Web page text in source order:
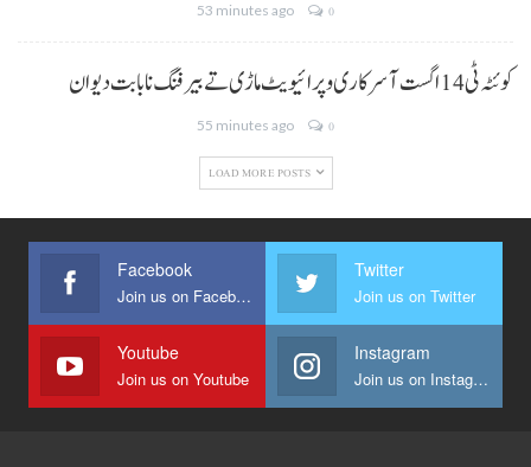
53 minutes ago 0
کوئٹہ ٹی 14 اگست آ سرکاری و پرائیویٹ ماڑی تے بیرفنگ نا بابت دیوان
55 minutes ago 0
LOAD MORE POSTS
Facebook
Join us on Facebook
Twitter
Join us on Twitter
Youtube
Join us on Youtube
Instagram
Join us on Instagram